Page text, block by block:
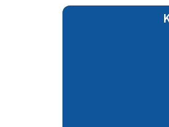
Som underviser har
god og sikker
eleverne gennem
med de hygger sig.
nu er på og med de
Dressur | 6